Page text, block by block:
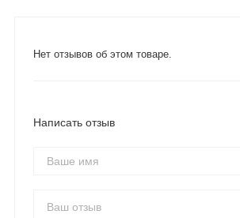
Нет отзывов об этом товаре.
Написать отзыв